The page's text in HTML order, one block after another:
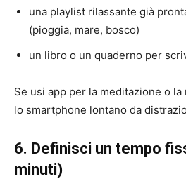
una playlist rilassante già
(pioggia, mare, bosco)
un libro o un quaderno per
Se usi app per la meditazione o
lo smartphone lontano da
6. Definisci un tempo
minuti)